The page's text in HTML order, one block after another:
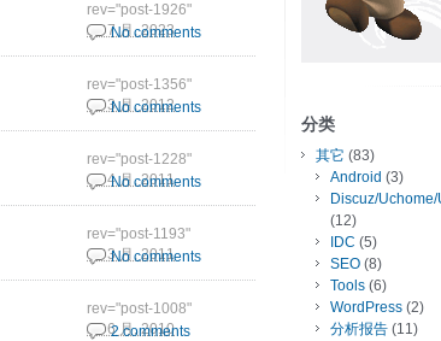
28 7 月, 2023
rev="post-1926"
No comments
30 3 月, 2012
rev="post-1356"
No comments
27 4 月, 2011
rev="post-1228"
No comments
18 3 月, 2011
rev="post-1193"
No comments
29 6 月, 2010
rev="post-1008"
2 comments
分类
其它 (83)
Android (3)
Discuz/
(12)
IDC (5)
SEO (8)
Tools (6)
WordPress (2)
分析报告 (11)